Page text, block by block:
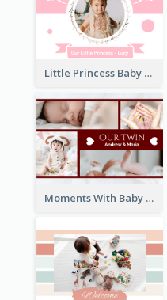
Little Princess Baby Photo Book
Moments With Baby Photo Book